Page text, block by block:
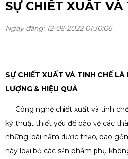
SỰ CHIẾT XUẤT VÀ
Ngày đăng: 12-08-2022 01:30:06
SỰ CHIẾT XUẤT VÀ TINH CHẾ
LƯỢNG & HIỆU QUẢ
Công nghệ chiết xuất và tinh
kỹ thuật thiết yếu để bảo vệ các
những loài nấm dược thảo, bao
này loại bỏ các sản phẩm phụ